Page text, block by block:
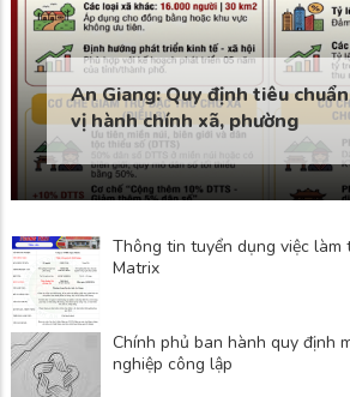
An Giang: Quy định tiêu chuẩn
vị hành chính xã, phường
Thông tin tuyển dụng việc làm
Matrix
Chính phủ ban hành quy định
nghiệp công lập